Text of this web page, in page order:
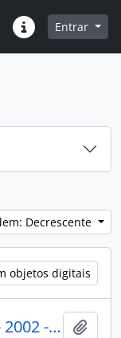
Atalhos Entrar
Decrescente
objetos digitais
PORANTIM - BRASÍLIA CONSELHO INDIGENISTA MISSIONÁRIO - 2002 - Nº250